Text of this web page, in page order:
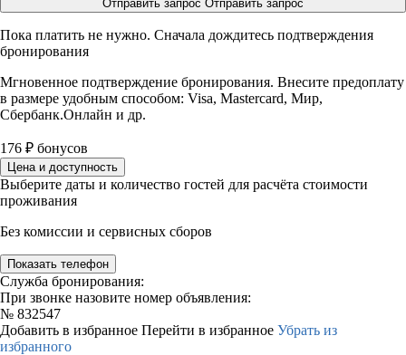
Отправить запрос Отправить запрос
Пока платить не нужно. Сначала дождитесь подтверждения
бронирования
Мгновенное подтверждение бронирования. Внесите предоплату
в размере удобным способом: Visa, Mastercard, Мир,
Сбербанк.Онлайн и др.
176 ₽ бонусов
Цена и доступность
Выберите даты и количество гостей для расчёта стоимости
проживания
Без комиссии и сервисных сборов
Показать телефон
Служба бронирования:
При звонке назовите номер объявления:
№ 832547
Добавить в избранное Перейти в избранное Убрать из
избранного